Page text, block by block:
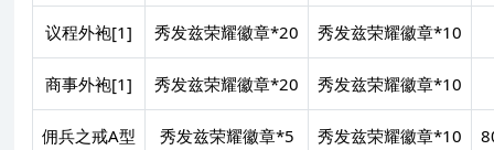
议程外袍[1] 秀发兹荣耀徽章*20 秀发兹荣耀徽章*10
商事外袍[1] 秀发兹荣耀徽章*20 秀发兹荣耀徽章*10
佣兵之戒A型 秀发兹荣耀徽章*5 秀发兹荣耀徽章*10